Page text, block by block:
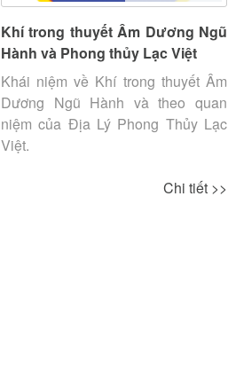
Khí trong thuyết Âm Dương Ngũ
Hành và Phong thủy Lạc Việt
Khái niệm về Khí trong thuyết Âm
Dương Ngũ Hành và theo quan
niệm của Địa Lý Phong Thủy Lạc
Việt.
Chi tiết >>